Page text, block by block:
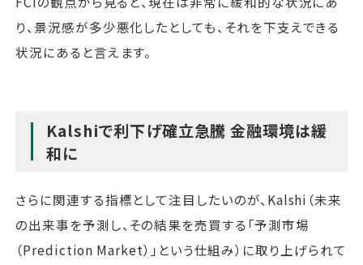
り、景況感が多少悪化したとしても、それを下支えできる
状況にあると言えます。
Kalshiで利下げ確立急騰 金融環境は緩
和に
さらに関連する指標として注目したいのが、Kalshi（未来
の出来事を予測し、その結果を売買する「予測市場
（Prediction Market）」という仕組み）に取り上げられて